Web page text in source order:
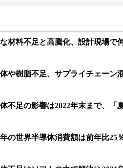
材料不足と高騰化、設計現場で
や樹脂不足、サプライチェーン
不足の影響は2022年末まで、「
の世界半導体消費額は前年比25